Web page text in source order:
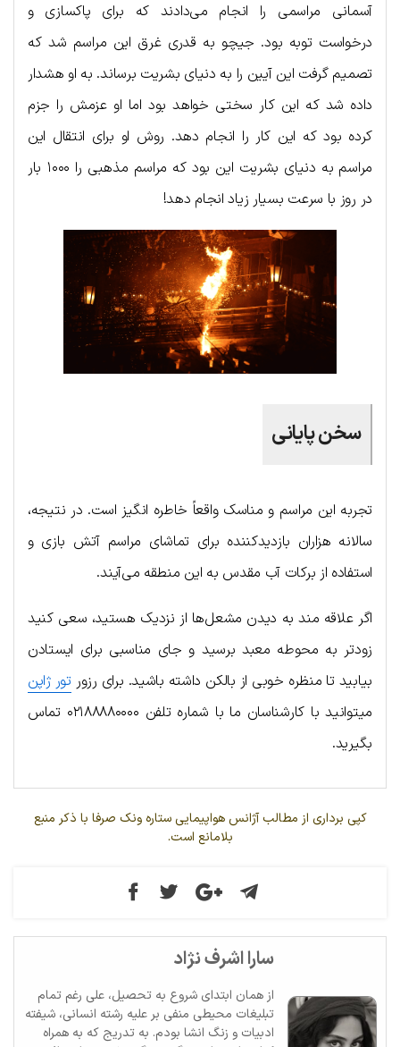
آسمانی مراسمی را انجام می‌دادند که برای پاکسازی و
درخواست توبه بود. جیچو به قدری غرق این مراسم شد که
تصمیم گرفت این آیین را به دنیای بشریت برساند. به او هشدار
داده شد که این کار سختی خواهد بود اما او عزمش را جزم
کرده بود که این کار را انجام دهد. روش او برای انتقال این
مراسم به دنیای بشریت این بود که مراسم مذهبی را ۱۰۰۰ بار
در روز با سرعت بسیار زیاد انجام دهد!
سخن پایانی
تجربه این مراسم و مناسک واقعاً خاطره انگیز است. در نتیجه،
سالانه هزاران بازدیدکننده برای تماشای مراسم آتش بازی و
استفاده از برکات آب مقدس به این منطقه می‌آیند.
اگر علاقه مند به دیدن مشعل‌ها از نزدیک هستید، سعی کنید
زودتر به محوطه معبد برسید و جای مناسبی برای ایستادن
بیابید تا منظره خوبی از بالکن داشته باشید. برای رزور تور ژاپن
میتوانید با کارشناسان ما با شماره تلفن ۰۲۱۸۸۸۸۰۰۰۰ تماس
بگیرید.
کپی برداری از مطالب آژانس هواپیمایی ستاره ونک صرفا با ذکر منبع
بلامانع است.
سارا اشرف نژاد
از همان ابتدای شروع به تحصیل، علی رغم تمام
تبلیغات محیطی منفی بر علیه رشته انسانی، شیفته
ادبیات و زنگ انشا بودم. به تدریج که به همراه